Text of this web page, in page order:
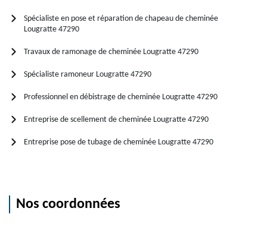
Spécialiste en pose et réparation de chapeau de cheminée
Lougratte 47290
Travaux de ramonage de cheminée Lougratte 47290
Spécialiste ramoneur Lougratte 47290
Professionnel en débistrage de cheminée Lougratte 47290
Entreprise de scellement de cheminée Lougratte 47290
Entreprise pose de tubage de cheminée Lougratte 47290
Nos coordonnées